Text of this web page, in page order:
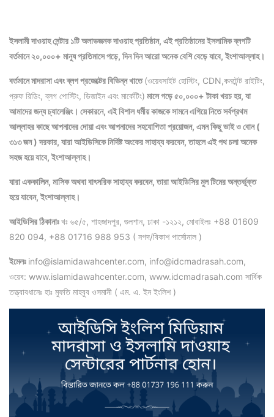
ইসলামী দাওয়াহ সেন্টার ১টি অলাভজনক দাওয়াহ প্রতিষ্ঠান, এই প্রতিষ্ঠানের ইসলামিক ব্লগটি
বর্তমানে ২০,০০০+ মানুষ প্রতিমাসে পড়ে, দিন দিন আরো অনেক বেশি বেড়ে যাবে, ইংশাআল্লাহ।
বর্তমানে মাদরাসা এবং ব্লগ প্রজেক্টের বিভিন্ন খাতে(ওয়েবসাইট হোস্টিং, CDN,কনটেন্ট রাইটিং,
প্রুফ রিডিং, ব্লগ পোস্টিং, ডিজাইন এবং মার্কেটিং) মাসে গড়ে ৫০,০০০+ টাকা খরচ হয়, যা
আমাদের জন্য চ্যালেঞ্জিং। সেকারনে, এই বিশাল ধর্মীয় কাজকে সামনে এগিয়ে নিতে সর্বপ্রথম
আল্লাহর কাছে আপনাদের দোয়া এবং আপনাদের সহযোগিতা প্রয়োজন, এমন কিছু ভাই ও বোন (
৩১৩ জন ) দরকার, যারা আইডিসিকে নির্দিষ্ট অংকের সাহায্য করবেন, তাহলে এই পথ চলা অনেক
সহজ হয়ে যাবে, ইংশাআল্লাহ।
যারা এককালিন, মাসিক অথবা বাৎসরিক সাহায্য করবেন, তারা আইডিসির মুল টিমের অন্তর্ভুক্ত
হয়ে যাবেন, ইংশাআল্লাহ।
আইডিসির ঠিকানাঃখঃ ৬৫/৫, শাহজাদপুর, গুলশান, ঢাকা -১২১২, মোবাইলঃ +88 01609
820 094, +88 01716 988 953 ( নগদ/বিকাশ পার্সোনাল )
ইমেলঃ info@islamidawahcenter.com, info@idcmadrasah.com,
ওয়েব: www.islamidawahcenter.com, www.idcmadrasah.com সার্বিক
তত্ত্বাবধানেঃ হাঃ মুফতি মাহবুব ওসমানী ( এম. এ. ইন ইংলিশ )